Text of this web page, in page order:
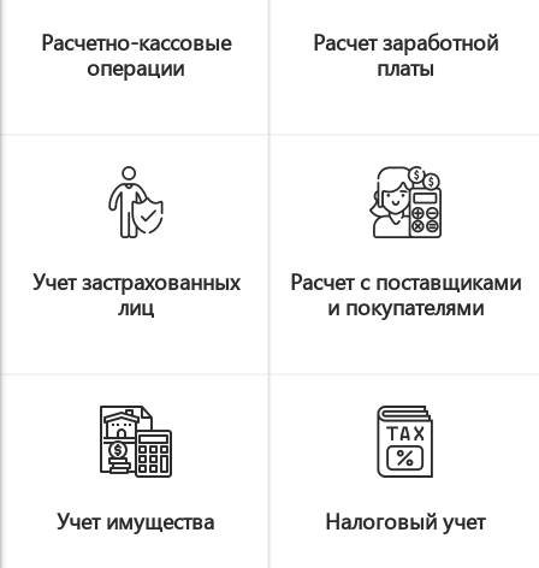
Расчетно-кассовые
операции
Расчет заработной
платы
h
Учет застрахованных
лиц
i
Расчет с поставщиками
и покупателями
j
Учет имущества
k
Налоговый учет